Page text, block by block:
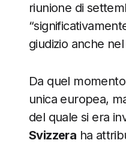
riunione di
giudizio anche
Da quel
unica europea,
del quale si era
Svizzera ha